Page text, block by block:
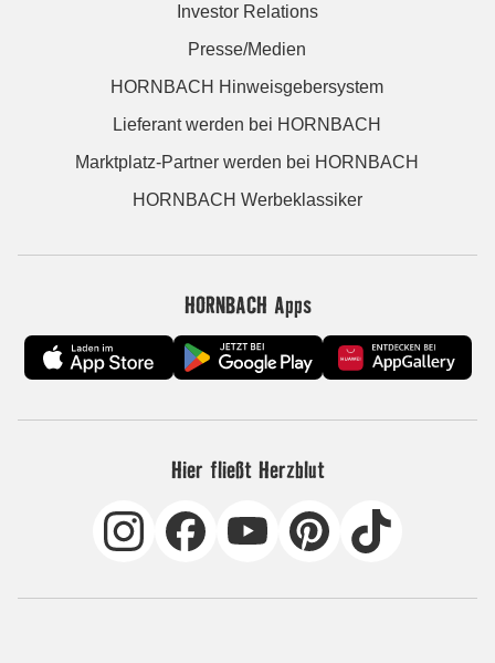
Investor Relations
Presse/Medien
HORNBACH Hinweisgebersystem
Lieferant werden bei HORNBACH
Marktplatz-Partner werden bei HORNBACH
HORNBACH Werbeklassiker
HORNBACH Apps
Hier fließt Herzblut